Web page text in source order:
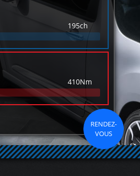
195ch
410Nm
RENDEZ-
VOUS